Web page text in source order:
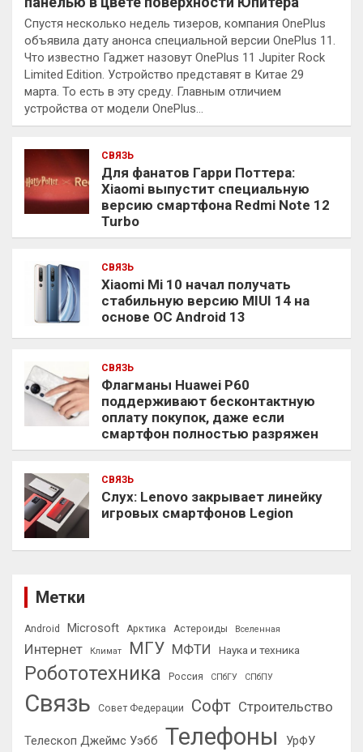
Спустя несколько недель тизеров, компания OnePlus
объявила дату анонса специальной версии OnePlus 11.
Что известно Гаджет назовут OnePlus 11 Jupiter Rock
Limited Edition. Устройство представят в Китае 29
марта. То есть в эту среду. Главным отличием
устройства от модели OnePlus…
СВЯЗЬ
Для фанатов Гарри Поттера:
Xiaomi выпустит специальную
версию смартфона Redmi Note 12
Turbo
СВЯЗЬ
Xiaomi Mi 10 начал получать
стабильную версию MIUI 14 на
основе ОС Android 13
СВЯЗЬ
Флагманы Huawei P60
поддерживают бесконтактную
оплату покупок, даже если
смартфон полностью разряжен
СВЯЗЬ
Слух: Lenovo закрывает линейку
игровых смартфонов Legion
Метки
Android Microsoft Арктика Астероиды Вселенная
Интернет Климат МГУ МФТИ Наука и техника
Робототехника Россия СПбГУ СПбПУ
Связь Совет Федерации Софт Строительство
Телескоп Джеймс Уэбб Телефоны УрФУ